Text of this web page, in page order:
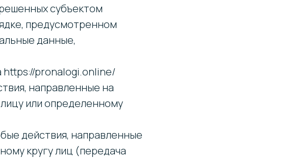
субъектом
предусмотренном
данные,
https://pronalogi.online/
направленные на
или определенному
действия, направленные
кругу лиц (передача